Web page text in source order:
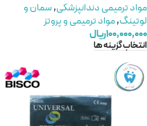
مواد ترمیمی دندانپزشکی,سمان و
لوتینگ,مواد ترمیمی و پروتز
۱۰۰,۰۰۰,۰۰۰ریال
انتخاب گزینه ها